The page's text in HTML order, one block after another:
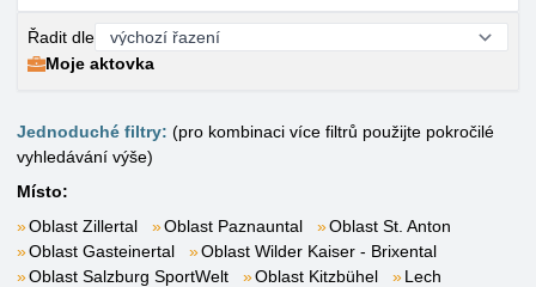
Řadit dle
Moje aktovka
Jednoduché filtry: (pro kombinaci více filtrů použijte pokročilé
vyhledávání výše)
Místo:
Oblast Zillertal
Oblast Paznauntal
Oblast St. Anton
Oblast Gasteinertal
Oblast Wilder Kaiser - Brixental
Oblast Salzburg SportWelt
Oblast Kitzbühel
Lech